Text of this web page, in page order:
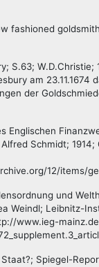
fashioned
S.63; W.D.Christie;
am 23.11.1674
der
Englischen
Schmidt; 1914;
12/items/
und
Weindl; Leibnitz-
www.ieg-
Spiegel-